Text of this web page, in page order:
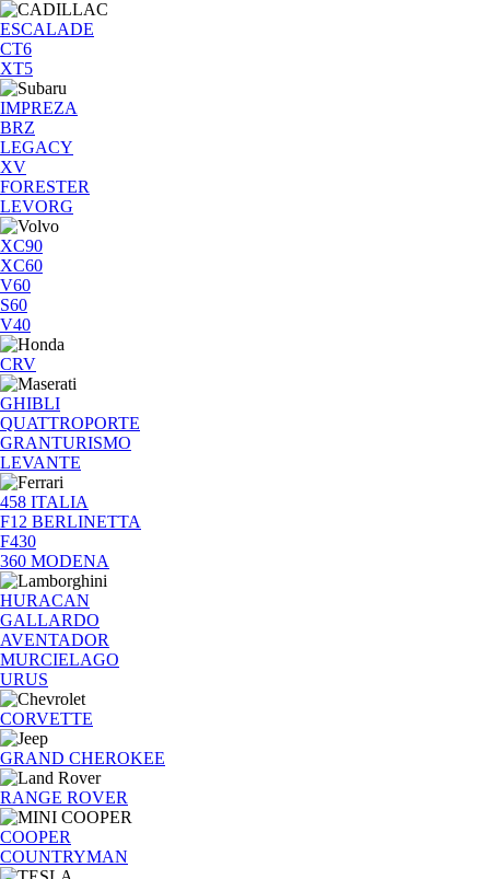
ESCALADE
CT6
XT5
IMPREZA
BRZ
LEGACY
XV
FORESTER
LEVORG
XC90
XC60
V60
S60
V40
CRV
GHIBLI
QUATTROPORTE
GRANTURISMO
LEVANTE
458 ITALIA
F12 BERLINETTA
F430
360 MODENA
HURACAN
GALLARDO
AVENTADOR
MURCIELAGO
URUS
CORVETTE
GRAND CHEROKEE
RANGE ROVER
COOPER
COUNTRYMAN